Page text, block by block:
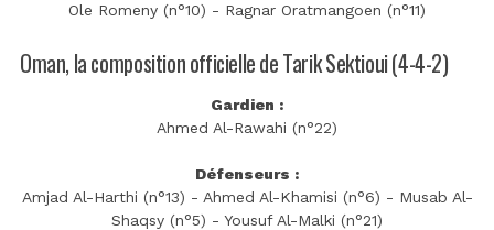
Ole Romeny (n°10) - Ragnar Oratmangoen (n°11)
Oman, la composition officielle de Tarik Sektioui (4-4-2)
Gardien :
Ahmed Al-Rawahi (n°22)
Défenseurs :
Amjad Al-Harthi (n°13) - Ahmed Al-Khamisi (n°6) - Musab Al-
Shaqsy (n°5) - Yousuf Al-Malki (n°21)